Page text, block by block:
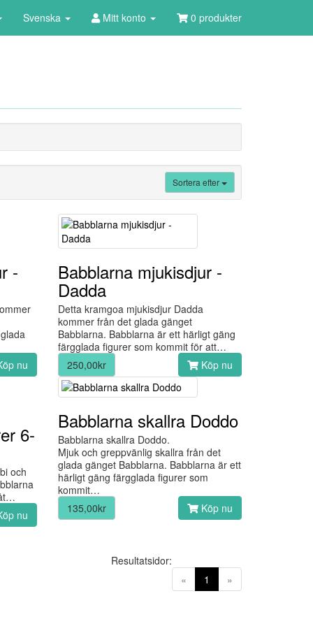
Svenska Mitt konto 0 produkter
Sortera efter
-
nu
Babblarna mjukisdjur -
Dadda
Detta kramgoa mjukisdjur Dadda
kommer från det glada gänget
Babblarna. Babblarna är ett härligt gäng
färgglada figurer som kommit för att…
250,00kr
Köp nu
6-
och
nu
Babblarna skallra Doddo
Babblarna skallra Doddo.
Mjuk och greppvänlig skallra från det
glada gänget Babblarna. Babblarna är ett
härligt gäng färgglada figurer som
kommit…
135,00kr
Köp nu
« 1 (current)
»
Resultatsidor: